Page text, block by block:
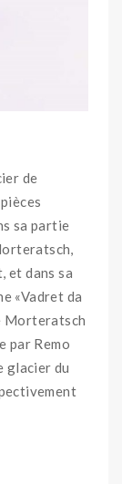
de
sa partie
et dans sa
«Vadret da
Morteratsch
par Remo
glacier du